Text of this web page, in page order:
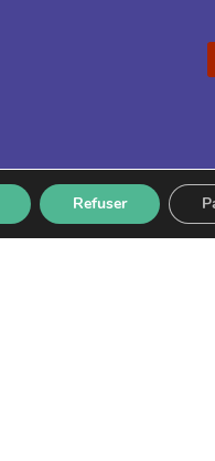
Refuser